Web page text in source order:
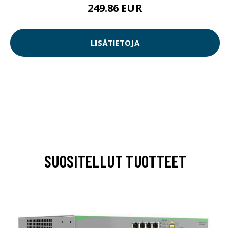
249.86 EUR
LISÄTIETOJA
SUOSITELLUT TUOTTEET